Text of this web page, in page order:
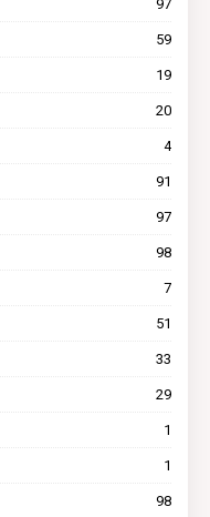
97
59
19
20
4
91
97
98
7
51
33
29
1
1
98